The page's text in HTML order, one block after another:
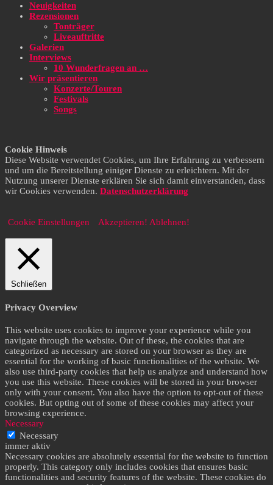
Neuigkeiten
Rezensionen
Tonträger
Liveauftritte
Galerien
Interviews
10 Wunderfragen an …
Wir präsentieren
Konzerte/Touren
Festivals
Songs
Cookie Hinweis
Diese Website verwendet Cookies, um Ihre Erfahrung zu verbessern
und um die Bereitstellung einiger Dienste zu erleichtern. Mit der
Nutzung unserer Dienste erklären Sie sich damit einverstanden, dass
wir Cookies verwenden. Datenschutzerklärung
Cookie Einstellungen Akzeptieren! Ablehnen!
Schließen
Privacy Overview
This website uses cookies to improve your experience while you
navigate through the website. Out of these, the cookies that are
categorized as necessary are stored on your browser as they are
essential for the working of basic functionalities of the website. We
also use third-party cookies that help us analyze and understand how
you use this website. These cookies will be stored in your browser
only with your consent. You also have the option to opt-out of these
cookies. But opting out of some of these cookies may affect your
browsing experience.
Necessary
Necessary
immer aktiv
Necessary cookies are absolutely essential for the website to function
properly. This category only includes cookies that ensures basic
functionalities and security features of the website. These cookies do